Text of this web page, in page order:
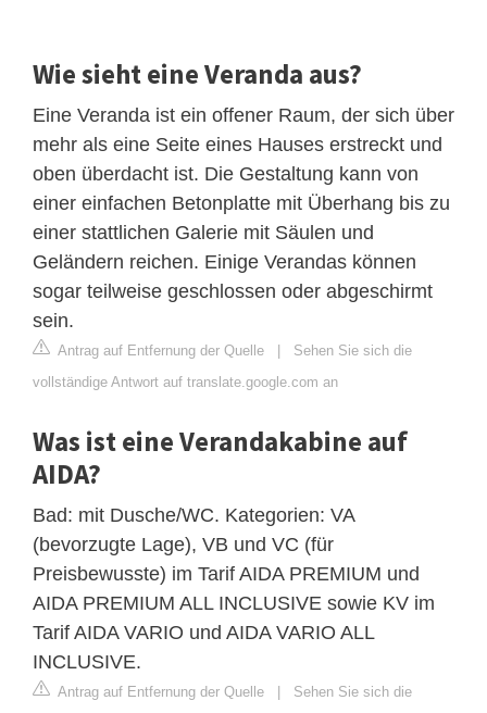
Wie sieht eine Veranda aus?
Eine Veranda ist ein offener Raum, der sich über
mehr als eine Seite eines Hauses erstreckt und
oben überdacht ist. Die Gestaltung kann von
einer einfachen Betonplatte mit Überhang bis zu
einer stattlichen Galerie mit Säulen und
Geländern reichen. Einige Verandas können
sogar teilweise geschlossen oder abgeschirmt
sein.
Antrag auf Entfernung der Quelle | Sehen Sie sich die
vollständige Antwort auf translate.google.com an
Was ist eine Verandakabine auf
AIDA?
Bad: mit Dusche/WC. Kategorien: VA
(bevorzugte Lage), VB und VC (für
Preisbewusste) im Tarif AIDA PREMIUM und
AIDA PREMIUM ALL INCLUSIVE sowie KV im
Tarif AIDA VARIO und AIDA VARIO ALL
INCLUSIVE.
Antrag auf Entfernung der Quelle | Sehen Sie sich die